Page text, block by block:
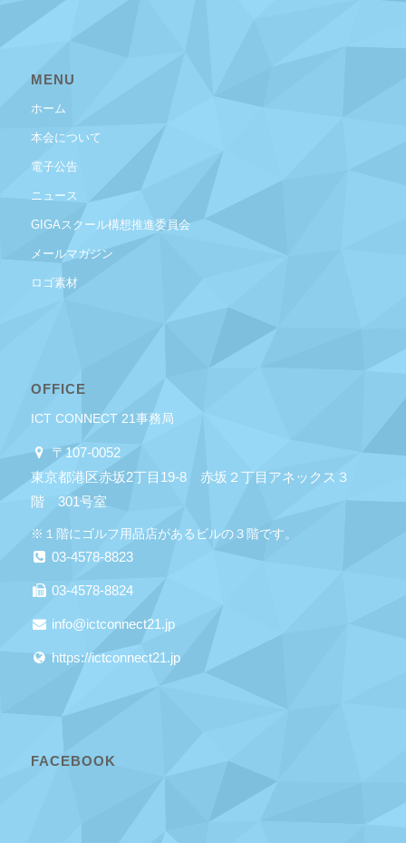
MENU
ホーム
本会について
電子公告
ニュース
GIGAスクール構想推進委員会
メールマガジン
ロゴ素材
OFFICE
ICT CONNECT 21事務局
〒107-0052
東京都港区赤坂2丁目19-8 赤坂２丁目アネックス３
階 301号室
※１階にゴルフ用品店があるビルの３階です。
03-4578-8823
03-4578-8824
info@ictconnect21.jp
https://ictconnect21.jp
FACEBOOK